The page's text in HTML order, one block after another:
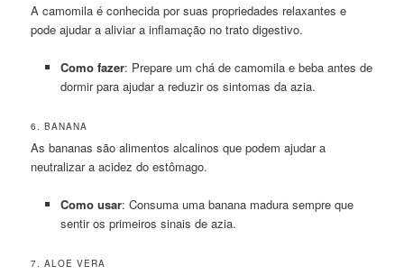
A camomila é conhecida por suas propriedades relaxantes e
pode ajudar a aliviar a inflamação no trato digestivo.
Como fazer: Prepare um chá de camomila e beba antes de
dormir para ajudar a reduzir os sintomas da azia.
6. BANANA
As bananas são alimentos alcalinos que podem ajudar a
neutralizar a acidez do estômago.
Como usar: Consuma uma banana madura sempre que
sentir os primeiros sinais de azia.
7. ALOE VERA